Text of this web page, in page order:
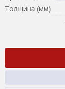
Толщина (мм)